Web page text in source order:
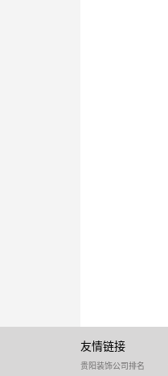
友情链接
贵阳装饰公司排名